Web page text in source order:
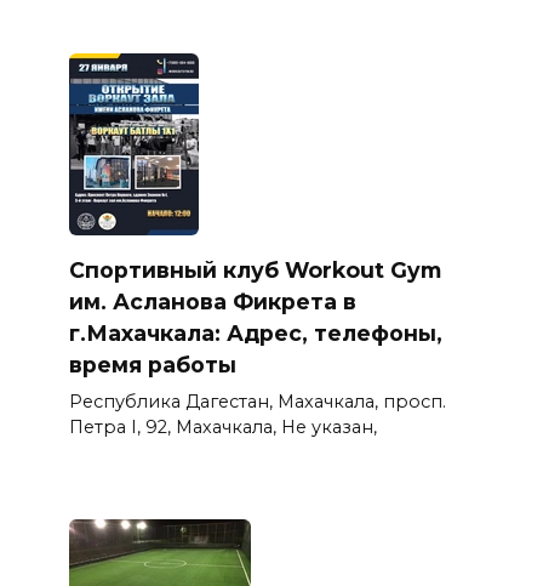
Спортивный клуб Workout Gym
им. Асланова Фикрета в
г.Махачкала: Адрес, телефоны,
время работы
Республика Дагестан, Махачкала, просп.
Петра I, 92, Махачкала, Не указан,